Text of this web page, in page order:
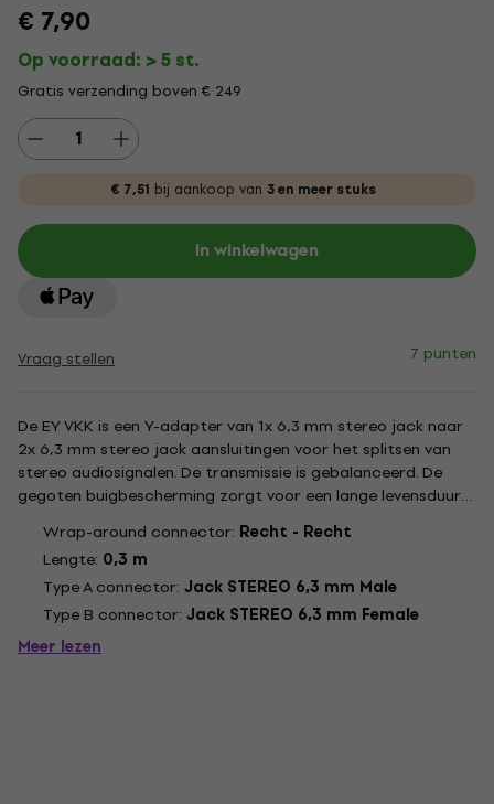
€ 7,90
Op voorraad: > 5 st.
Gratis verzending boven € 249
€ 7,51 bij aankoop van 3 en meer stuks
In winkelwagen
Vraag stellen 7 punten
De EY VKK is een Y-adapter van 1x 6,3 mm stereo jack naar
2x 6,3 mm stereo jack aansluitingen voor het splitsen van
stereo audiosignalen. De transmissie is gebalanceerd. De
gegoten buigbescherming zorgt voor een lange levensduur
en hoge insteekcycli. Het geleideroppervlak van 0,14 mm² en
een spiraalvormige afscherming beschermen uw signalen...
Wrap-around connector: Recht - Recht
Lengte: 0,3 m
Type A connector: Jack STEREO 6,3 mm Male
Type B connector: Jack STEREO 6,3 mm Female
Meer lezen